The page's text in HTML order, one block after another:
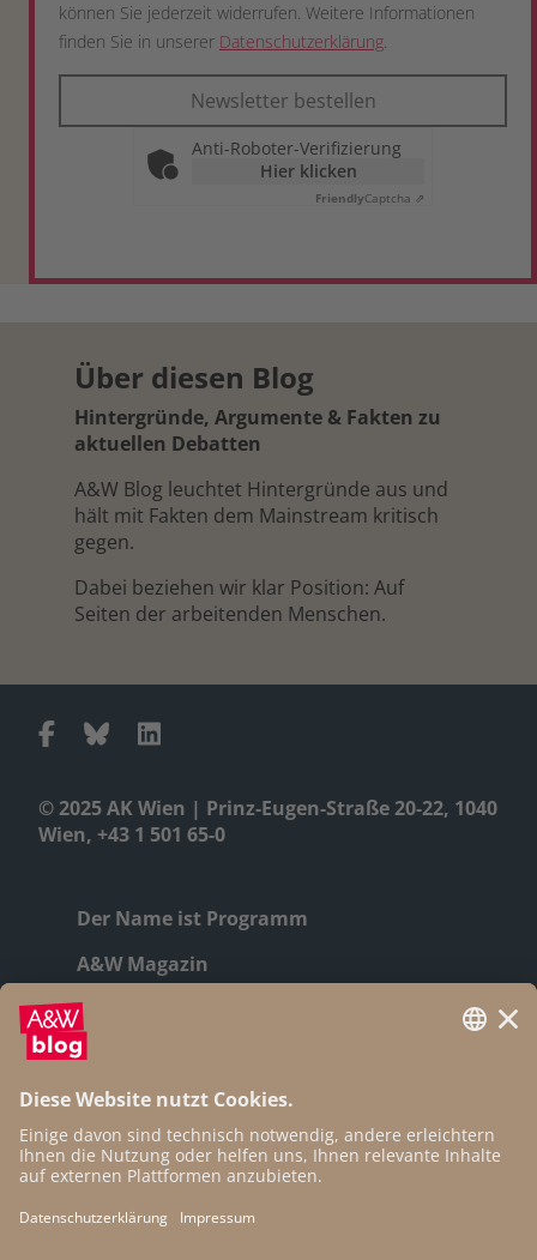
können Sie jederzeit widerrufen. Weitere Informationen
finden Sie in unserer Datenschutzerklärung.
Newsletter bestellen
Anti-Roboter-Verifizierung
Hier klicken
FriendlyCaptcha ⇗
© 2025 AK Wien | Prinz-Eugen-Straße 20-22, 1040
Wien, +43 1 501 65-0
Der Name ist Programm
A&W Magazin
Geschichte
Autor:innen
Newsletter
Open Access
Über diesen Blog
Hintergründe, Argumente & Fakten zu
aktuellen Debatten
A&W Blog leuchtet Hintergründe aus und
hält mit Fakten dem Mainstream kritisch
gegen.
Dabei beziehen wir klar Position: Auf
Seiten der arbeitenden Menschen.